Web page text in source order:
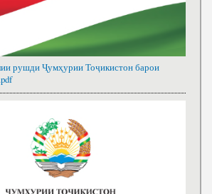
рушди Ҷумҳурии Тоҷикистон барои